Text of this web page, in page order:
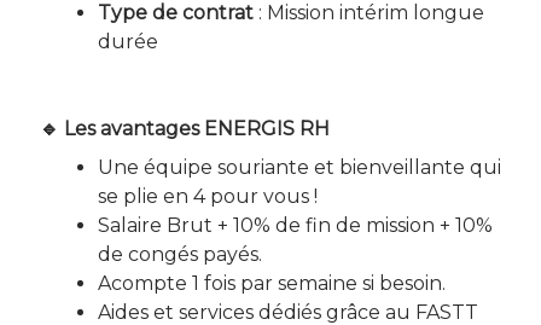
Type de contrat: Mission intérim longue
durée
🔹 Les avantages ENERGIS RH
Une équipe souriante et bienveillante qui
se plie en 4 pour vous !
Salaire Brut + 10% de fin de mission + 10%
de congés payés.
Acompte 1 fois par semaine si besoin.
Aides et services dédiés grâce au FASTT